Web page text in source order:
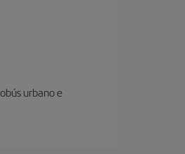
urbano e